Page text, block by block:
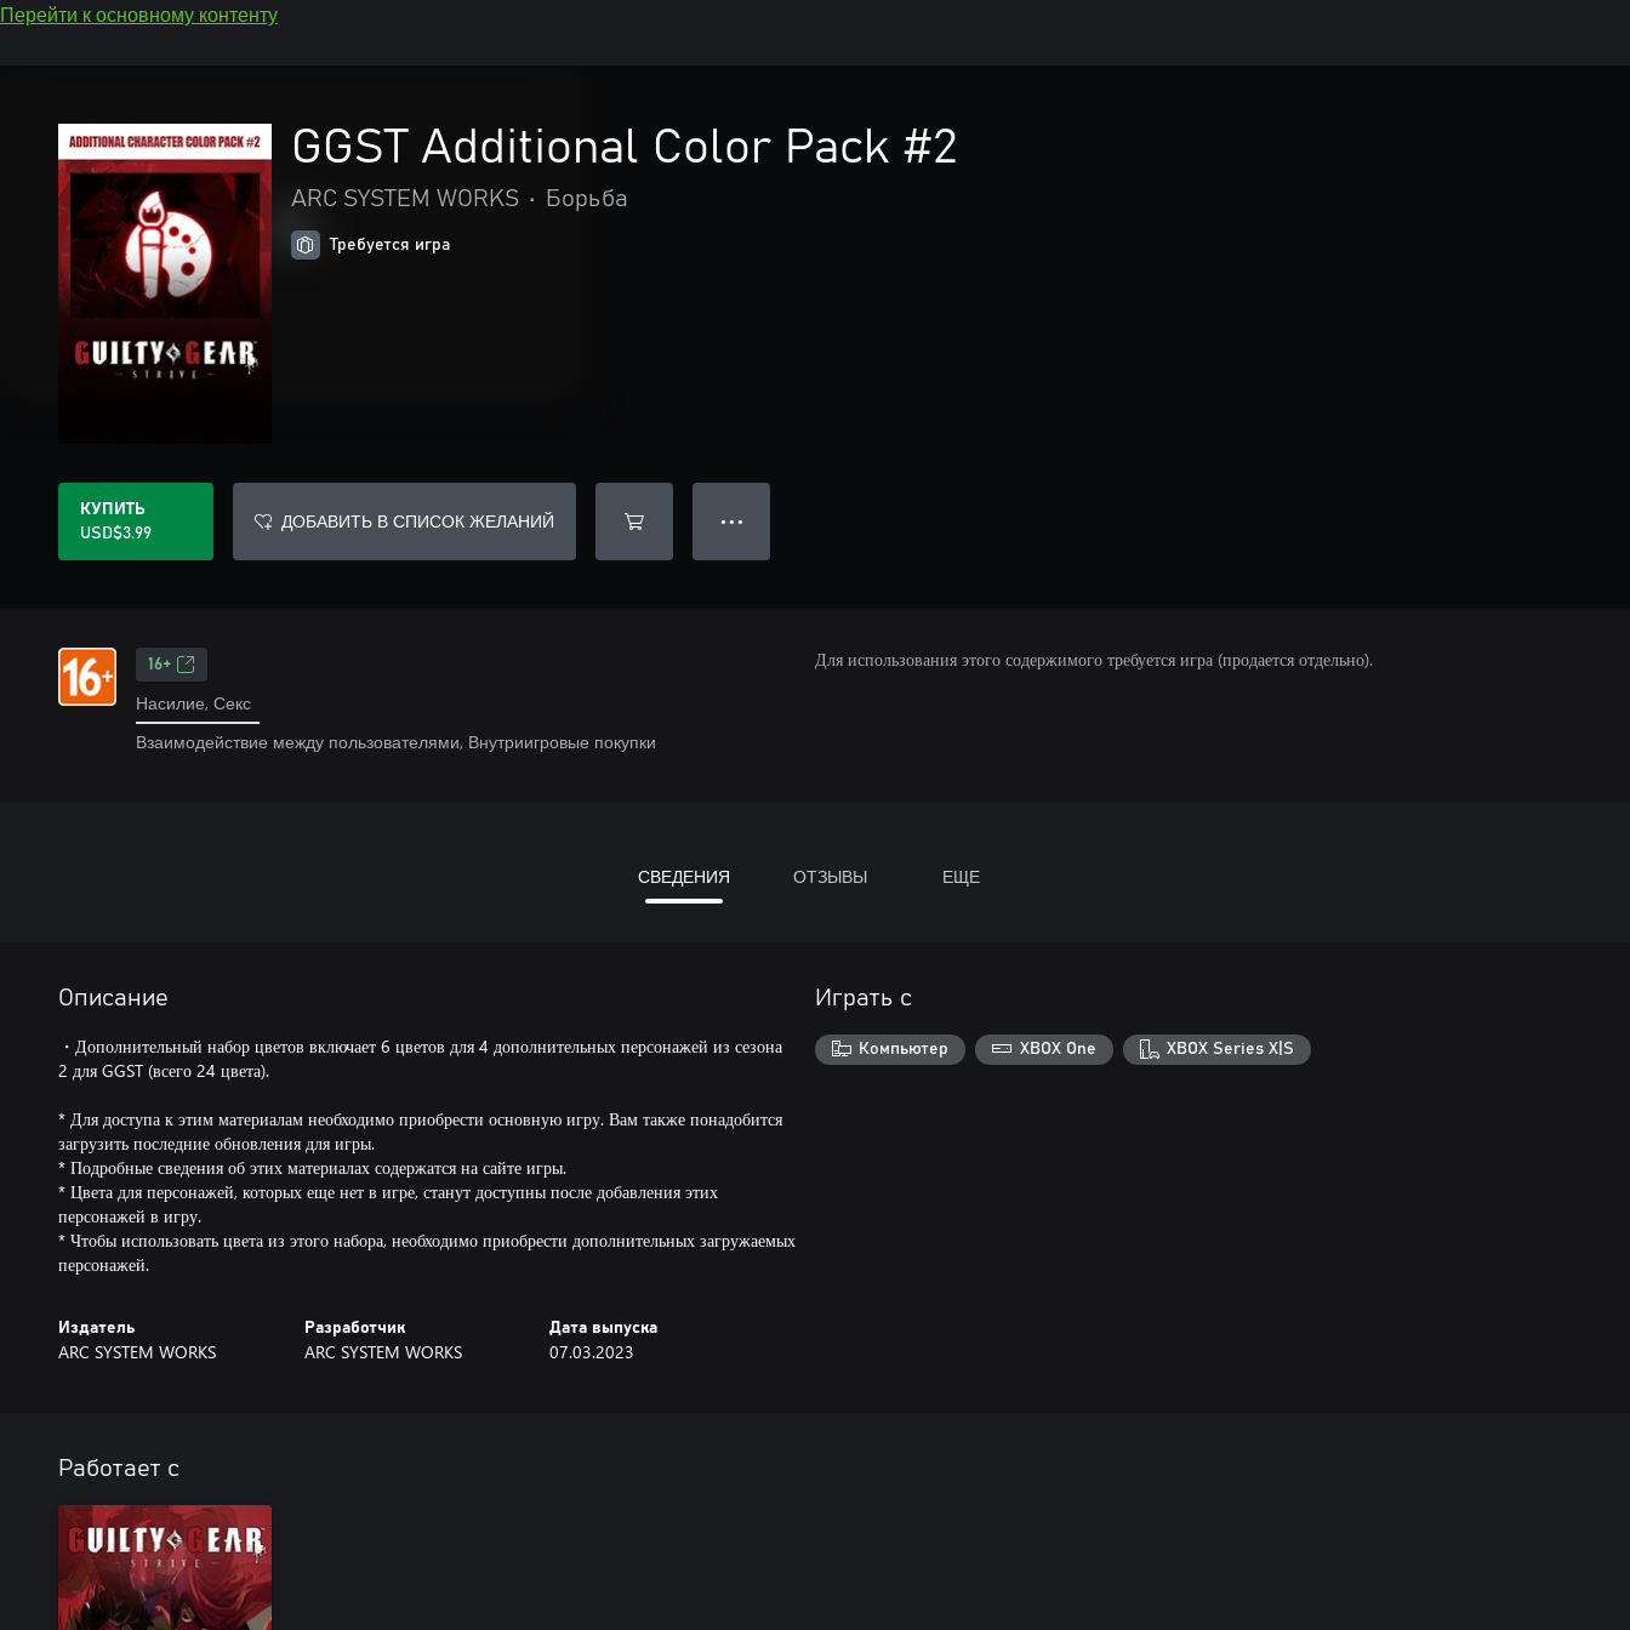
Перейти к основному контенту
GGST Additional Color Pack #2
ARC SYSTEM WORKS • Борьба
Требуется игра
КУПИТЬ
USD$3.99
ДОБАВИТЬ В СПИСОК ЖЕЛАНИЙ ● ● ●
16+
Насилие, Секс
Взаимодействие между пользователями, Внутриигровые покупки
Для использования этого содержимого требуется игра (продается отдельно).
СВЕДЕНИЯ ОТЗЫВЫ ЕЩЕ
Описание
・Дополнительный набор цветов включает 6 цветов для 4 дополнительных персонажей из сезона
2 для GGST (всего 24 цвета).
* Для доступа к этим материалам необходимо приобрести основную игру. Вам также понадобится
загрузить последние обновления для игры.
* Подробные сведения об этих материалах содержатся на сайте игры.
* Цвета для персонажей, которых еще нет в игре, станут доступны после добавления этих
персонажей в игру.
* Чтобы использовать цвета из этого набора, необходимо приобрести дополнительных загружаемых
персонажей.
Издатель
ARC SYSTEM WORKS
Разработчик
ARC SYSTEM WORKS
Дата выпуска
07.03.2023
Играть с
Компьютер XBOX One XBOX Series X|S
Работает с